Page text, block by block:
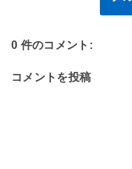
0 件のコメント:
コメントを投稿